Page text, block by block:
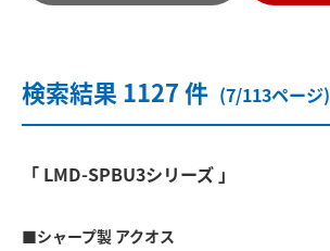
検索結果 1127 件 (7/113ページ)
「 LMD-SPBU3シリーズ 」
■シャープ製 アクオス